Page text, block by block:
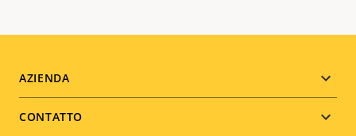
Footer
menu
AZIENDA
CONTATTO